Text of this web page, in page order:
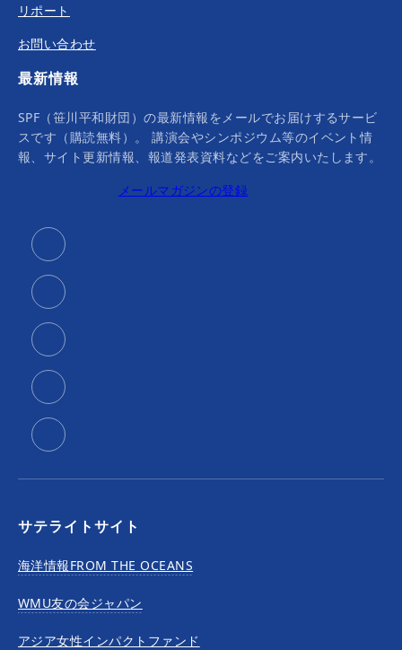
リポート
お問い合わせ
最新情報
SPF（笹川平和財団）の最新情報をメールでお届けするサービ
スです（購読無料）。 講演会やシンポジウム等のイベント情
報、サイト更新情報、報道発表資料などをご案内いたします。
メールマガジンの登録
サテライトサイト
海洋情報FROM THE OCEANS
WMU友の会ジャパン
アジア女性インパクトファンド